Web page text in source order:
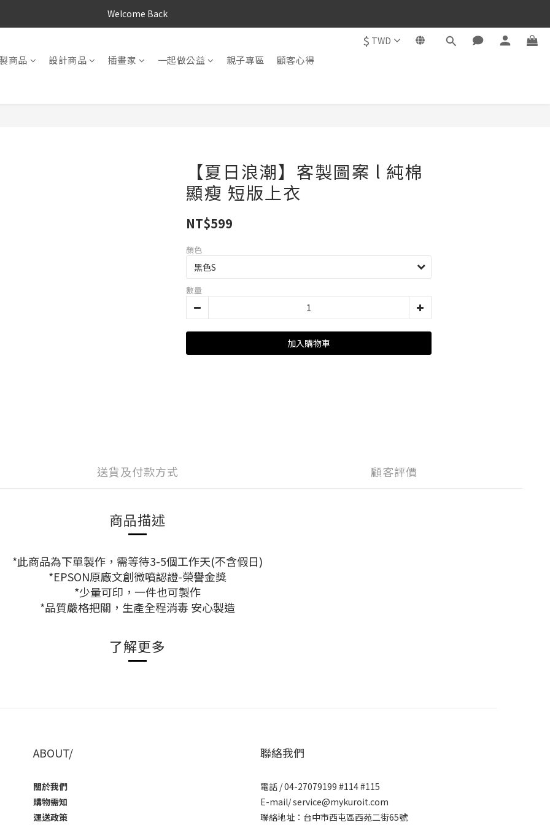
Welcome Back
$ TWD
商品 設計商品 插畫家 一起做公益 親子專區 顧客心得
【夏日浪潮】客製圖案 l 純棉
顯瘦 短版上衣
NT$599
顏色
數量
加入購物車
送貨及付款方式 顧客評價
商品描述
*此商品為下單製作，需等待3-5個工作天(不含假日)
*EPSON原廠文創微噴認證-榮譽金獎
*少量可印，一件也可製作
*品質嚴格把關，生產全程消毒 安心製造
了解更多
ABOUT/
關於我們
購物需知
運送政策
聯絡我們
電話 / 04-27079199 #114 #115
E-mail/ service@mykuroit.com
聯絡地址：台中市西屯區西苑二街65號